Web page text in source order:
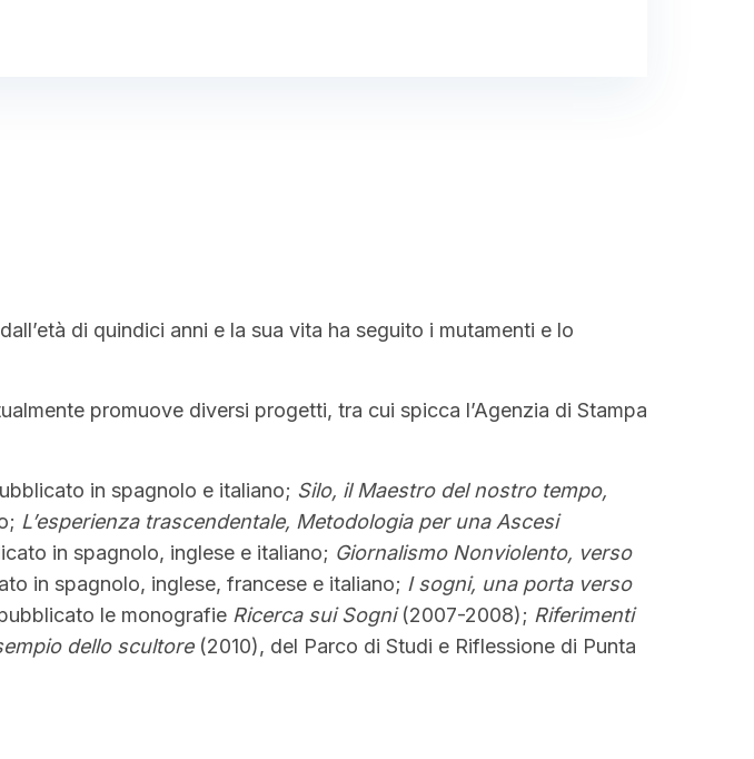
di quindici anni e la sua vita ha seguito i mutamenti e lo
promuove diversi progetti, tra cui spicca l’Agenzia di Stampa
in spagnolo e italiano; Silo, il Maestro del nostro tempo,
L’esperienza trascendentale, Metodologia per una Ascesi
in spagnolo, inglese e italiano; Giornalismo Nonviolento, verso
in spagnolo, inglese, francese e italiano; I sogni, una porta verso
le monografie Ricerca sui Sogni(2007-2008); Riferimenti
dello scultore(2010), del Parco di Studi e Riflessione di Punta